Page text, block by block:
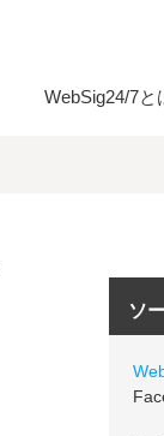
WebSig24/7と
ソ